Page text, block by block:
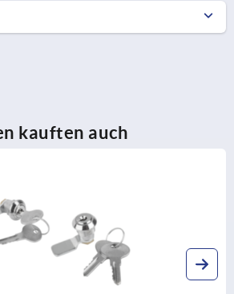
kauften auch